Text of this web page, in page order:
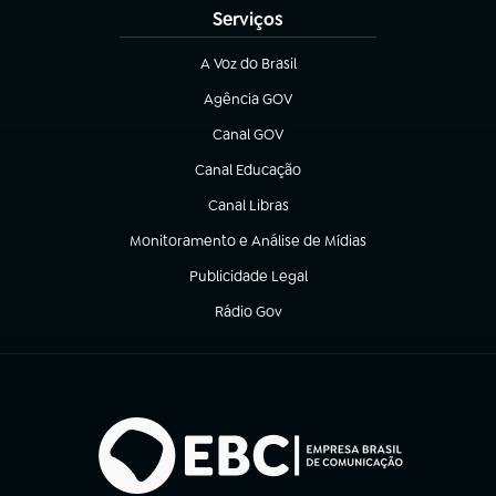
Serviços
A Voz do Brasil
(abre em nova aba)
Agência GOV
(abre em nova aba)
Canal GOV
(abre em nova aba)
Canal Educação
(abre em nova aba)
Canal Libras
(abre em nova aba)
Monitoramento e Análise de Mídias
(abre em nova aba)
Publicidade Legal
(abre em nova aba)
Rádio Gov
(abre em nova aba)